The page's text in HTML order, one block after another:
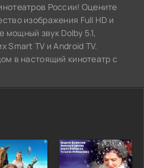
России! Оцените
изображения Full HD и
мощный звук Dolby 5.1,
Smart TV и Android TV.
в настоящий кинотеатр с